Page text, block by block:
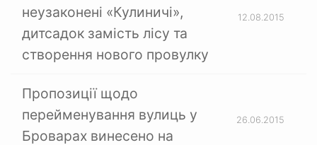
неузаконені «Кулиничі»,
дитсадок замість лісу та
створення нового провулку
12.08.2015
Пропозиції щодо
перейменування вулиць у
Броварах винесено на
26.06.2015